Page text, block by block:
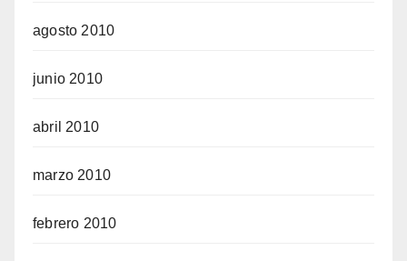
agosto 2010
junio 2010
abril 2010
marzo 2010
febrero 2010